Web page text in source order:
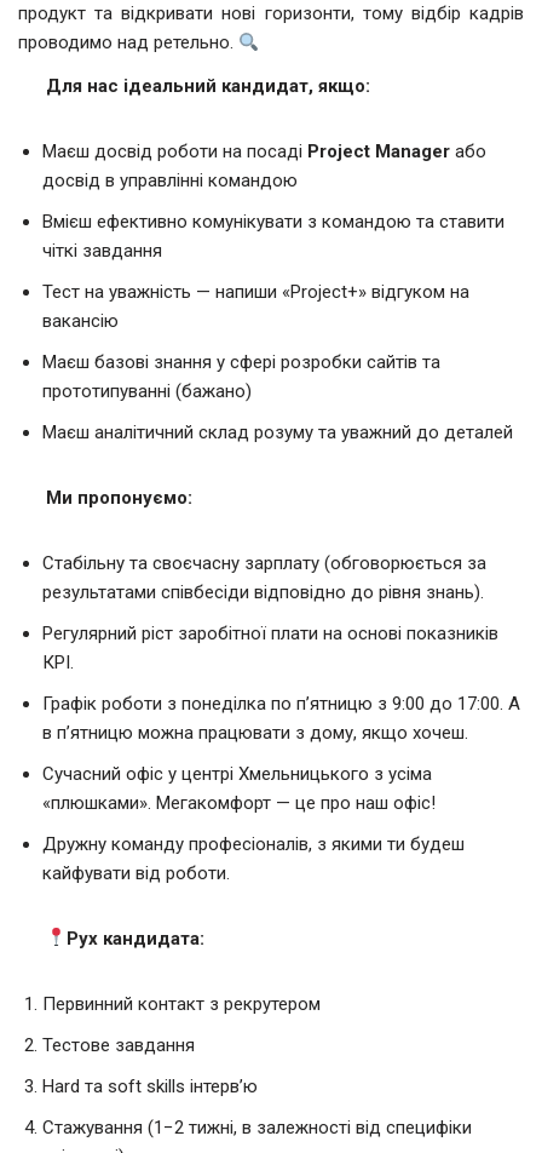
продукт та відкривати нові горизонти, тому відбір кадрів
проводимо над ретельно.
Для нас ідеальний кандидат, якщо:
Маєш досвід роботи на посаді Project Manager або
досвід в управлінні командою
Вмієш ефективно комунікувати з командою та ставити
чіткі завдання
Тест на уважність — напиши «Project+» відгуком на
вакансію
Маєш базові знання у сфері розробки сайтів та
прототипуванні (бажано)
Маєш аналітичний склад розуму та уважний до деталей
Ми пропонуємо:
Стабільну та своєчасну зарплату (обговорюється за
результатами співбесіди відповідно до рівня знань).
Регулярний ріст заробітної плати на основі показників
КРІ.
Графік роботи з понеділка по п’ятницю з 9:00 до 17:00. А
в п’ятницю можна працювати з дому, якщо хочеш.
Сучасний офіс у центрі Хмельницького з усіма
«плюшками». Мегакомфорт — це про наш офіс!
Дружну команду професіоналів, з якими ти будеш
кайфувати від роботи.
Рух кандидата:
Первинний контакт з рекрутером
Тестове завдання
Hard та soft skills інтервʼю
Стажування (1−2 тижні, в залежності від специфіки